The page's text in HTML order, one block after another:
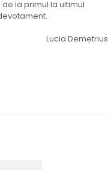
la primul la ultimul
Lucia Demetrius